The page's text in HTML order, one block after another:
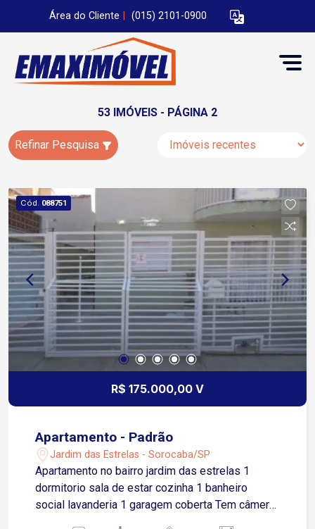
Área do Cliente (015) 2101-0900
53 IMÓVEIS - PÁGINA 2
Refinar Pesquisa
Cód. 088751
R$ 175.000,00 V
Apartamento - Padrão
Jardim das Estrelas - Sorocaba/SP
Apartamento no bairro jardim das estrelas 1
dormitorio sala de estar cozinha 1 banheiro
social lavanderia 1 garagem coberta Tem câmera